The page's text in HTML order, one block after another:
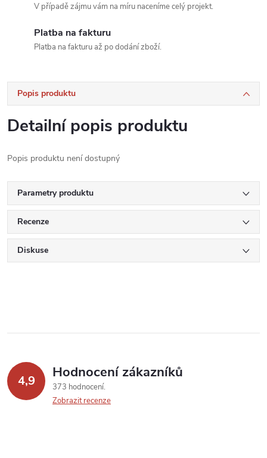
V případě zájmu vám na míru naceníme celý projekt.
Platba na fakturu
Platba na fakturu až po dodání zboží.
Popis produktu
Detailní popis produktu
Popis produktu není dostupný
Parametry produktu
Recenze
Diskuse
4,9 Hodnocení zákazníků
373 hodnocení
Zobrazit recenze